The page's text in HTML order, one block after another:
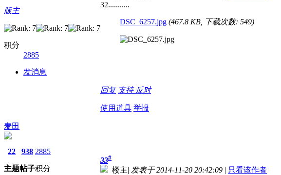
版主
积分
2885
发消息
32...........
DSC_6257.jpg (467.8 KB, 下载次数: 549)
回复 支持 反对
使用道具 举报
麦田
22
主题
938
帖子
2885
积分
33#
楼主| 发表于 2014-11-20 20:42:09 | 只看该作者